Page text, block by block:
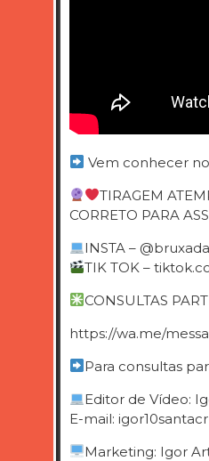
Vem conhecer
TIRAGEM
CORRETO PARA
INSTA –
TIK TOK –
CONSULTAS
https://wa.me/
Para consultas
Editor de Vídeo:
E-mail:
Marketing: Igor